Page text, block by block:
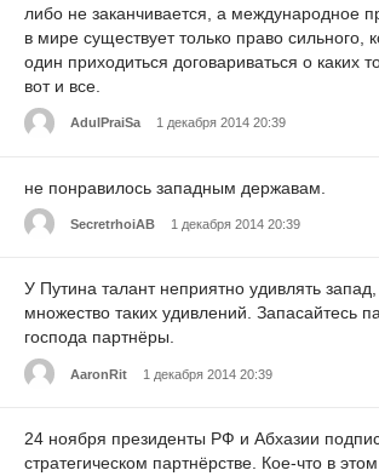
либо не заканчивается, а международное
в мире существует только право сильного,
один приходиться договариваться о каких
вот и все.
AdulPraiSa 1 декабря 2014 20:39
не понравилось западным державам.
SecretrhoiAB 1 декабря 2014 20:39
У Путина талант неприятно удивлять
множество таких удивлений. Запасайтесь
господа партнёры.
AaronRit 1 декабря 2014 20:39
24 ноября президенты РФ и Абхазии
стратегическом партнёрстве. Кое-что в